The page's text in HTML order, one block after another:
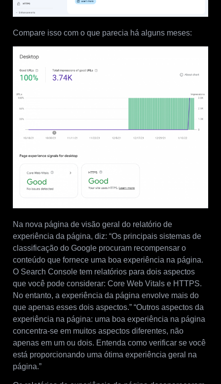
Compare isso com o que parecia há alguns meses:
Na nova página de visão geral do relatório de
experiência da página, diz: “Os principais sistemas de
classificação do Google procuram recompensar o
conteúdo que fornece uma boa experiência na página.
O Search Console tem relatórios para dois aspectos
que você pode considerar: Core Web Vitals e HTTPS.
No entanto, a experiência da página envolve mais do
que apenas esses dois aspectos.” “Outros aspectos da
experiência na página: uma boa experiência na página
concentra-se em muitos aspectos diferentes, não
apenas em um ou dois. Entenda como verificar se você
está proporcionando uma ótima experiência geral na
página.”